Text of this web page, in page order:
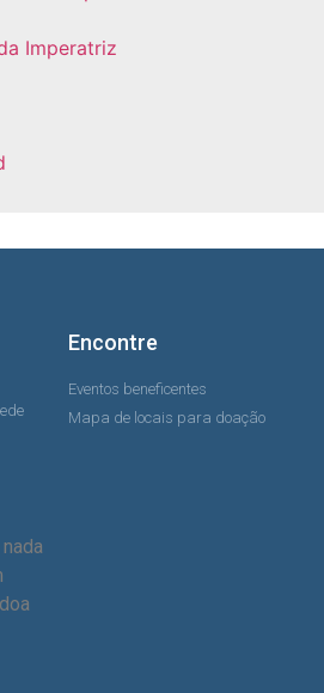
Imperatriz
Encontre
Eventos beneficentes
Mapa de locais para doação